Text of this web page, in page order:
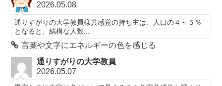
2026.05.08
通りすがりの大学教員様共感覚の持ち主は、人口の４～５％
となると、結構な人数...
言葉や文字にエネルギーの色を感じる
通りすがりの大学教員
2026.05.07